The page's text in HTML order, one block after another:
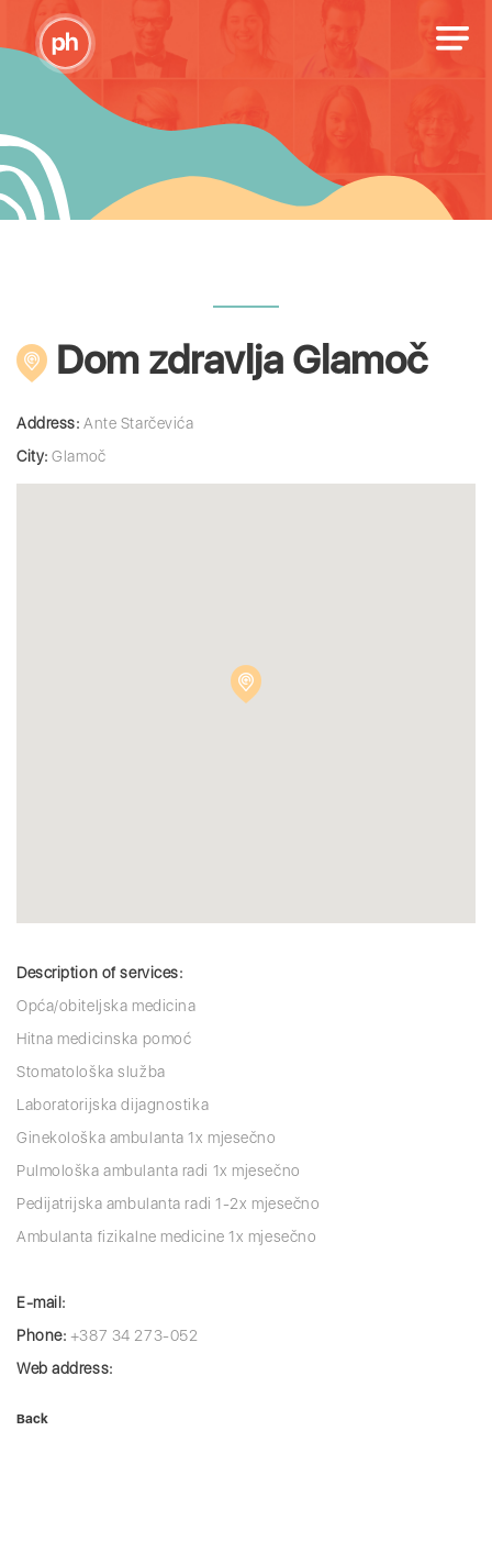
Dom zdravlja Glamoč
Address: Ante Starčevića
City: Glamoč
Description of services:
Opća/obiteljska medicina
Hitna medicinska pomoć
Stomatološka služba
Laboratorijska dijagnostika
Ginekološka ambulanta 1x mjesečno
Pulmološka ambulanta radi 1x mjesečno
Pedijatrijska ambulanta radi 1-2x mjesečno
Ambulanta fizikalne medicine 1x mjesečno
E-mail:
Phone: +387 34 273-052
Web address:
Back